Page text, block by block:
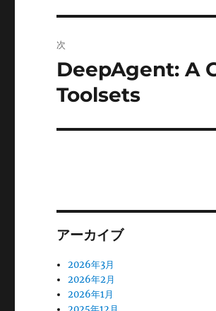
ゲ
ー
シ
ョ
稿:
次
次
の
投
稿:
DeepAgent: A
Toolsets
アーカイブ
2026年3月
2026年2月
2026年1月